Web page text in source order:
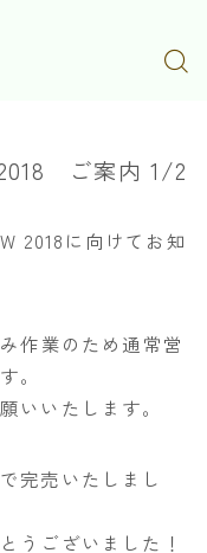
ご案内 1/2
2018に向けてお知
作業のため通常営
。
いいたします。
完売いたしまし
うございました！